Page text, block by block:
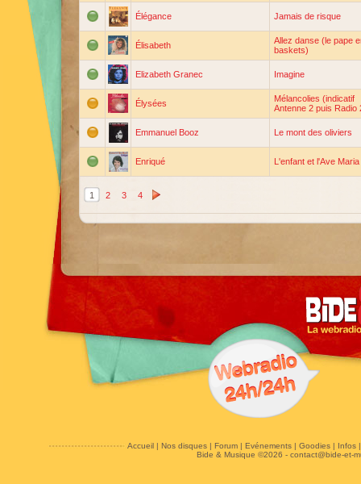
Élégance Jamais de risque
Élisabeth
Allez danse (le pape
baskets)
Elizabeth Granec Imagine
Élysées
Mélancolies (indicatif
Antenne 2 puis Radio
Emmanuel Booz Le mont des oliviers
Enriqué L'enfant et l'Ave Maria
1 2 3 4
Accueil| Nos disques| Forum| Evénements| Goodies| Infos
Bide & Musique ©2026 - contact@bide-et-